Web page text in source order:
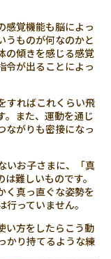
感覚機能も脳によっ
うものが何なのかと
の傾きを感じる感覚
令が出ることによっ
すればこれくらい飛
。また、運動を通じ
ながりも密接になっ
いお子さまに、「真
難しいものです。
く真っ直ぐな姿勢を
っていません。
い方をしたらこう動
かり持てるような練